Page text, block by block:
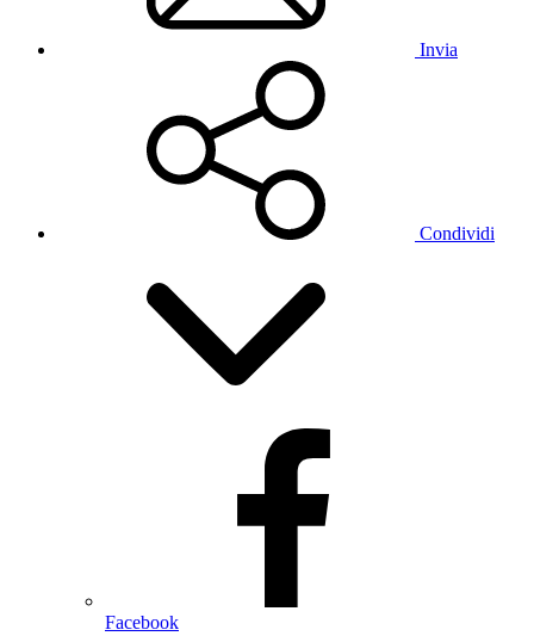
Invia
Condividi
Facebook